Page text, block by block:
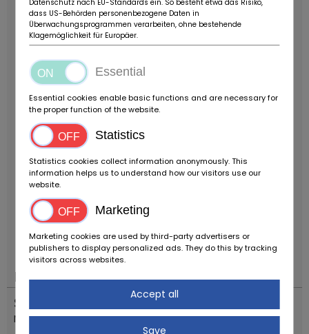
bzw. Wiederinbetriebnahmeobjekt angeboten. Eine
technische Durchsicht sowie eine vollständige
Wiederinbetriebnahme werden vor einer Nutzung
empfohlen.
Grand Tourisme Coupé mit außergewöhnlicher
Historie, langjährigem Besitz und Matching
Numbers-Antrieb. Der 456M GTA verbindet
klassische Ferrari-Tugenden mit hoher
Alltagstauglichkeit und gilt heute als einer der
unterschätzten Zwölfzylinder aus Maranello mit
hervorragendem Sammlerpotenzial.Standort:
Zollager
Verzollung.ZUBEHÖRANGABEN OHNE GEWÄHR,
Änderungen, Zwischenverkauf und Irrtümer
vorbehalten!----.
Poloha
Štát
Nemecko
Datenschutz nach EU-Standards ein. So besteht etwa das Risiko,
dass US-Behörden personenbezogene Daten in
Überwachungsprogrammen verarbeiten, ohne bestehende
Klagemöglichkeit für Europäer.
Essential
Essential cookies enable basic functions and are necessary for
the proper function of the website.
Statistics
Statistics cookies collect information anonymously. This
information helps us to understand how our visitors use our
website.
Marketing
Marketing cookies are used by third-party advertisers or
publishers to display personalized ads. They do this by tracking
visitors across websites.
Accept all
Save